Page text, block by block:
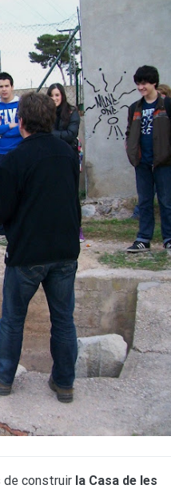
de construir la Casa de les